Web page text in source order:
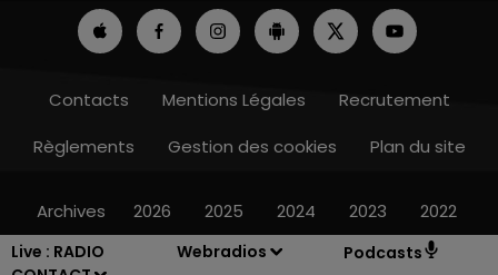
Live : RADIO
Webradios Podcasts
Contacts Mentions Légales
Recrutement
Règlements
Gestion des cookies Plan du site
Archives 2026 2025 2024 2023 2022